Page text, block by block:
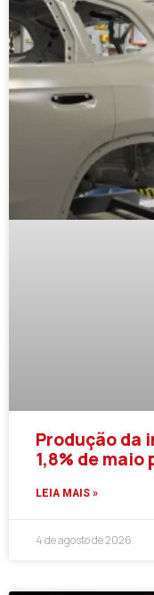
Produção da
1,8% de maio
LEIA MAIS »
4 de agosto de 2026